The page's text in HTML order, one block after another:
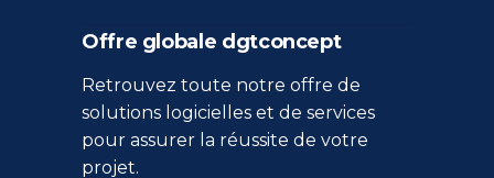
Offre globale dgtconcept
Retrouvez toute notre offre de
solutions logicielles et de services
pour assurer la réussite de votre
projet.